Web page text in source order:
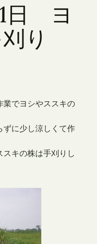
日 ヨ
り
業でヨシやススキの
ずに少し涼しくて作
キの株は手刈りし